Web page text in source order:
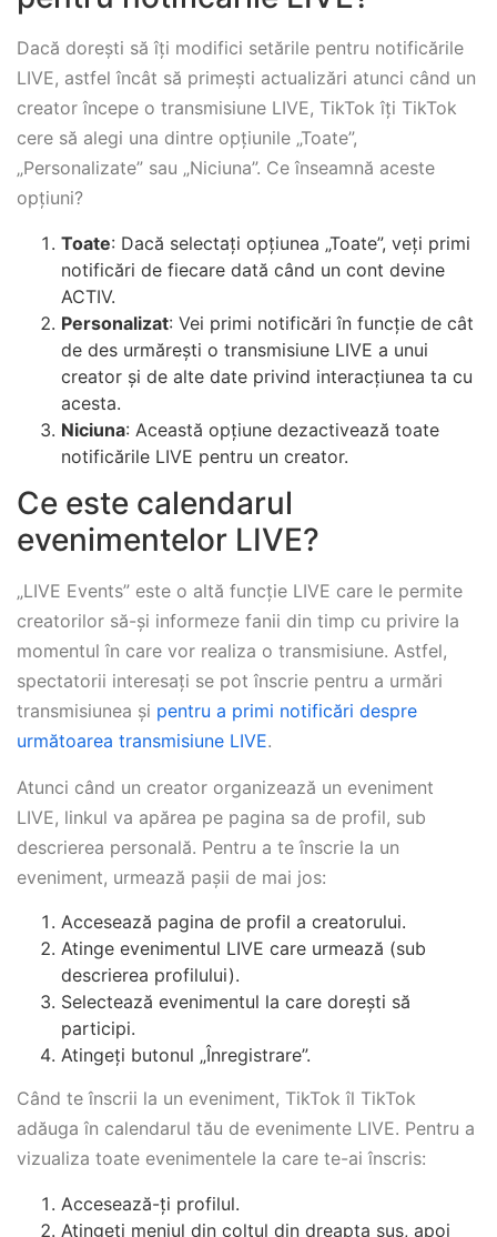
Dacă dorești să îți modifici setările pentru notificările
LIVE, astfel încât să primești actualizări atunci când un
creator începe o transmisiune LIVE, TikTok îți TikTok
cere să alegi una dintre opțiunile „Toate”,
„Personalizate” sau „Niciuna”. Ce înseamnă aceste
opțiuni?
Toate: Dacă selectați opțiunea „Toate”, veți primi
notificări de fiecare dată când un cont devine
ACTIV.
Personalizat: Vei primi notificări în funcție de cât
de des urmărești o transmisiune LIVE a unui
creator și de alte date privind interacțiunea ta cu
acesta.
Niciuna: Această opțiune dezactivează toate
notificările LIVE pentru un creator.
Ce este calendarul
evenimentelor LIVE?
„LIVE Events” este o altă funcție LIVE care le permite
creatorilor să-și informeze fanii din timp cu privire la
momentul în care vor realiza o transmisiune. Astfel,
spectatorii interesați se pot înscrie pentru a urmări
transmisiunea și pentru a primi notificări despre
următoarea transmisiune LIVE.
Atunci când un creator organizează un eveniment
LIVE, linkul va apărea pe pagina sa de profil, sub
descrierea personală. Pentru a te înscrie la un
eveniment, urmează pașii de mai jos:
Accesează pagina de profil a creatorului.
Atinge evenimentul LIVE care urmează (sub
descrierea profilului).
Selectează evenimentul la care dorești să
participi.
Atingeți butonul „Înregistrare”.
Când te înscrii la un eveniment, TikTok îl TikTok
adăuga în calendarul tău de evenimente LIVE. Pentru a
vizualiza toate evenimentele la care te-ai înscris:
Accesează-ți profilul.
Atingeți meniul din colțul din dreapta sus, apoi